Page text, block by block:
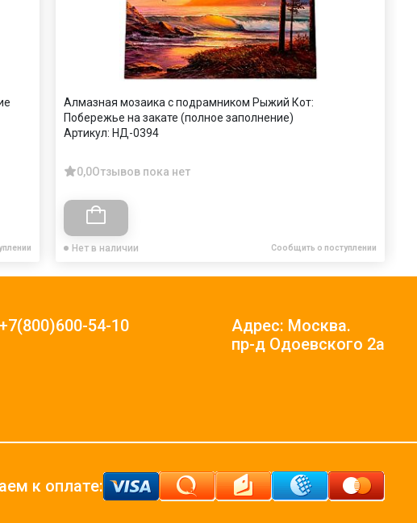
Алмазная мозаика с подрамником Рыжий Кот:
Побережье на закате (полное заполнение)
Артикул: НД-0394
0,0Отзывов пока нет
Нет в наличии Сообщить о поступлении
+7(800)600-54-10
Адрес: Москва.
пр-д Одоевского 2а
к оплате: